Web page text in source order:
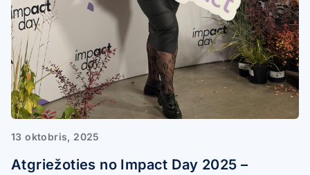
13 oktobris, 2025
Atgriežoties no Impact Day 2025 –